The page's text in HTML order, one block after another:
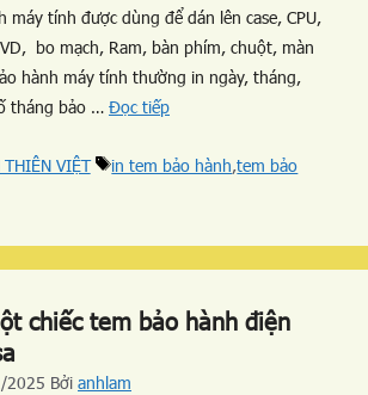
máy tính được dùng để dán lên case, CPU,
bo mạch, Ram, bàn phím, chuột, màn
hành máy tính thường in ngày, tháng,
tháng bảo … Đọc tiếp
THIÊN VIỆT in tem bảo hành,tem bảo
chiếc tem bảo hành điện
2025 Bởi anhlam